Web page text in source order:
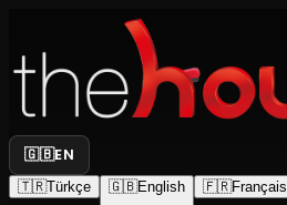
🇬🇧EN
🇹🇷Türkçe 🇬🇧English 🇫🇷Français